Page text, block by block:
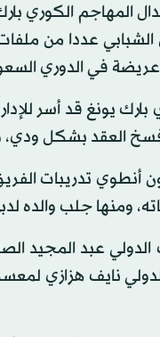
المهاجم الكوري
عددا من
عريضة في الدوري
بارك يونغ قد أسر
العقد بشكل ودي،
تدريبات الفريق
ومنها جلب والده
عبد المجيد
نايف هزازي